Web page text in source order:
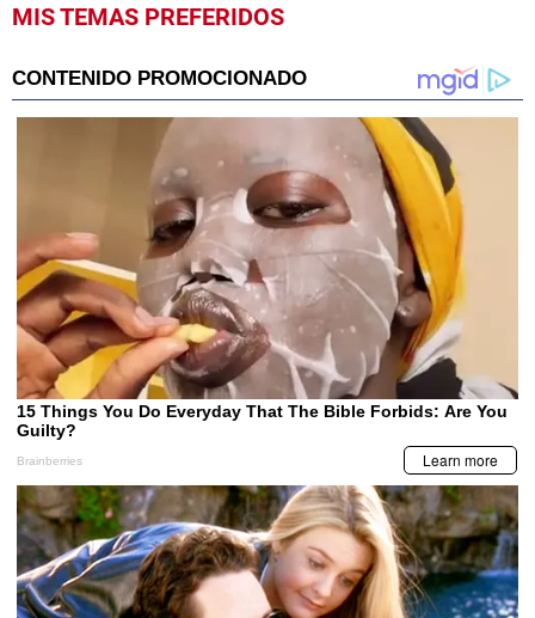
MIS TEMAS PREFERIDOS